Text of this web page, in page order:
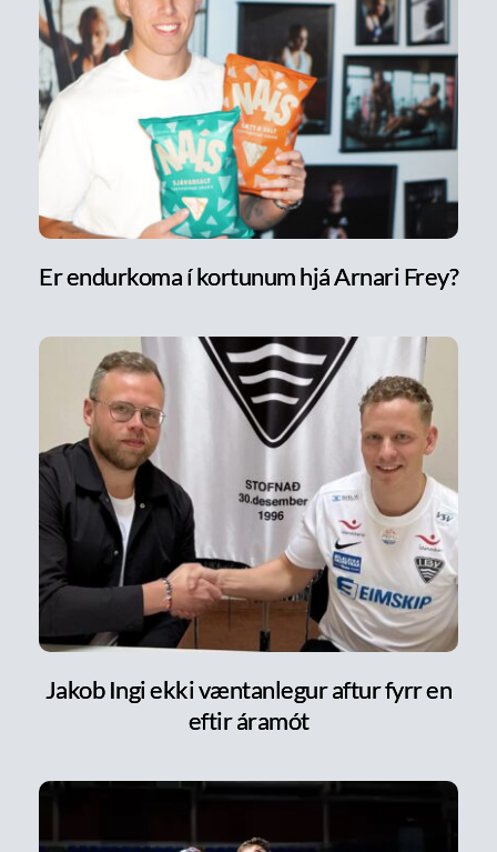
Er endurkoma í kortunum hjá Arnari Frey?
Jakob Ingi ekki væntanlegur aftur fyrr en
eftir áramót